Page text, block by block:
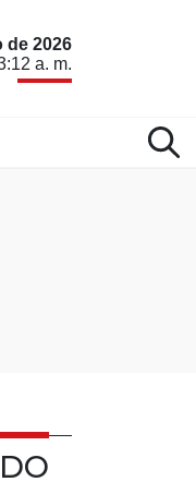
de 2026
a. m.